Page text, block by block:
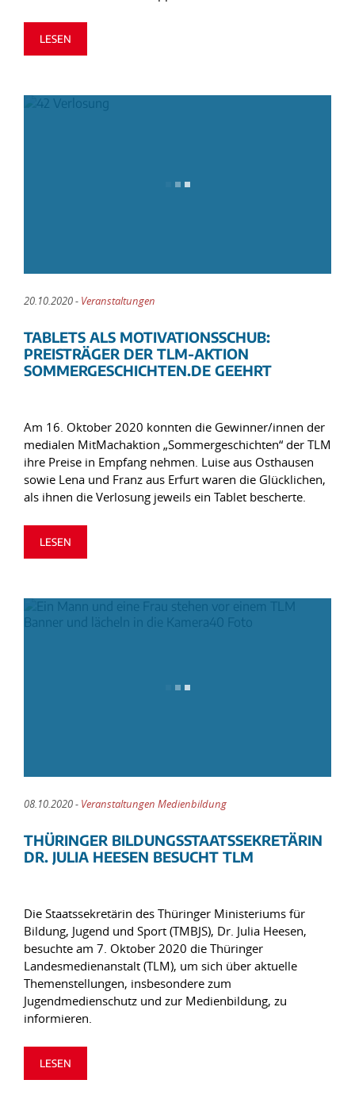
LESEN
20.10.2020 - Veranstaltungen
TABLETS ALS MOTIVATIONSSCHUB:
PREISTRÄGER DER TLM-AKTION
SOMMERGESCHICHTEN.DE GEEHRT
Am 16. Oktober 2020 konnten die Gewinner/innen der
medialen MitMachaktion „Sommergeschichten“ der TLM
ihre Preise in Empfang nehmen. Luise aus Osthausen
sowie Lena und Franz aus Erfurt waren die Glücklichen,
als ihnen die Verlosung jeweils ein Tablet bescherte.
LESEN
08.10.2020 - Veranstaltungen Medienbildung
THÜRINGER BILDUNGSSTAATSSEKRETÄRIN
DR. JULIA HEESEN BESUCHT TLM
Die Staatssekretärin des Thüringer Ministeriums für
Bildung, Jugend und Sport (TMBJS), Dr. Julia Heesen,
besuchte am 7. Oktober 2020 die Thüringer
Landesmedienanstalt (TLM), um sich über aktuelle
Themenstellungen, insbesondere zum
Jugendmedienschutz und zur Medienbildung, zu
informieren.
LESEN